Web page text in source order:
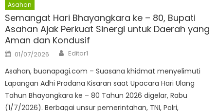
Asahan
Semangat Hari Bhayangkara ke – 80, Bupati
Asahan Ajak Perkuat Sinergi untuk Daerah yang
Aman dan Kondusif
Posted
on
01/07/2026 Author
Editor1
Asahan, buanapagi.com – Suasana khidmat menyelimuti
Lapangan Adhi Pradana Kisaran saat Upacara Hari Ulang
Tahun Bhayangkara ke – 80 Tahun 2026 digelar, Rabu
(1/7/2026). Berbagai unsur pemerintahan, TNI, Polri,